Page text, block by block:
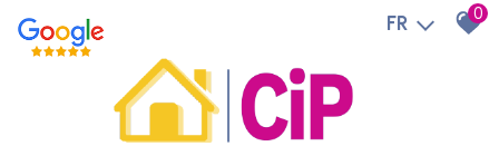
FR 0